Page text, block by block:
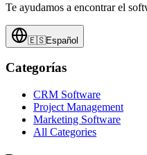
Te ayudamos a encontrar el
🇪🇸Español
Categorías
CRM Software
Project Management
Marketing Software
All Categories